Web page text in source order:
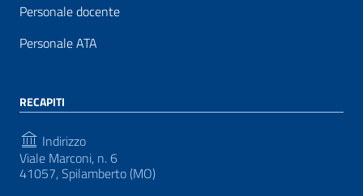
Personale docente
Personale ATA
RECAPITI
Indirizzo
Viale Marconi, n. 6
41057, Spilamberto (MO)